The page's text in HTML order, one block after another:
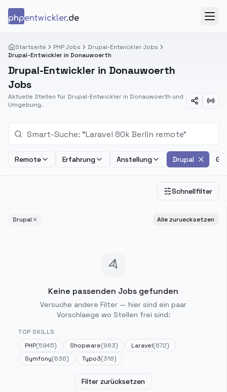
phpentwickler.de
Startseite PHP Jobs
Drupal-Entwickler Jobs
Drupal-Entwickler in Donauwoerth
Drupal-Entwickler in Donauwoerth
Jobs
Aktuelle Stellen für Drupal-Entwickler in Donauwoerth und
Umgebung.
Remote Erfahrung Anstellung Drupal
Schnellfilter
Drupal Alle zuruecksetzen
Keine passenden Jobs gefunden
Versuche andere Filter — hier sind ein paar
Vorschlaege wo Stellen frei sind:
TOP SKILLS
PHP(5945) Shopware(983) Laravel(672)
Symfony(636) Typo3(318)
Filter zurücksetzen